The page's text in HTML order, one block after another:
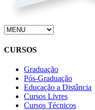
CURSOS
Graduação
Pós-Graduação
Educação a Distância
Cursos Livres
Cursos Técnicos